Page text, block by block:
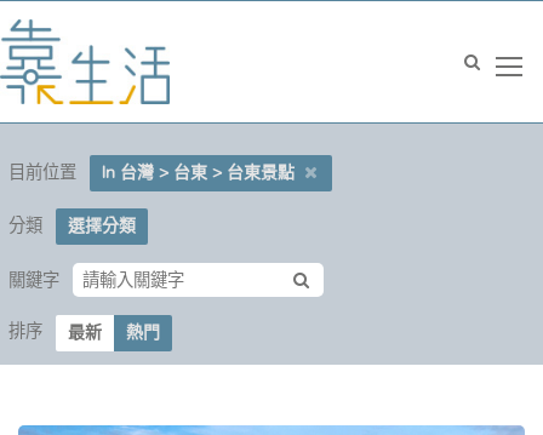
目前位置 In 台灣 > 台東 > 台東景點
分類 選擇分類
關鍵字
排序 最新 熱門